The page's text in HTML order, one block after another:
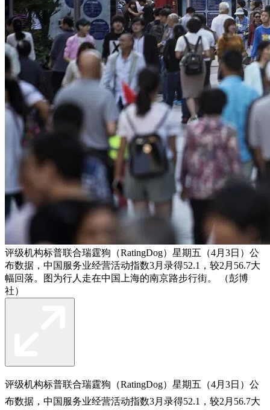
评级机构标普联合瑞霆狗（RatingDog）星期五（4月3日）公
布数据，中国服务业经营活动指数3月录得52.1，较2月56.7大
幅回落。图为行人走在中国上海的南京路步行街。 （彭博
社）
评级机构标普联合瑞霆狗（RatingDog）星期五（4月3日）公
布数据，中国服务业经营活动指数3月录得52.1，较2月56.7大